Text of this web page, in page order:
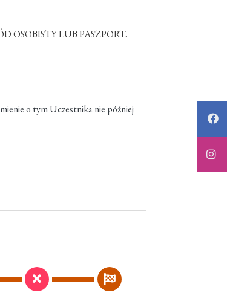
OSOBISTY LUB PASZPORT.
o tym Uczestnika nie później